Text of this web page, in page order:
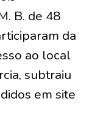
B. de 48
da
ao local
subtraiu
em site